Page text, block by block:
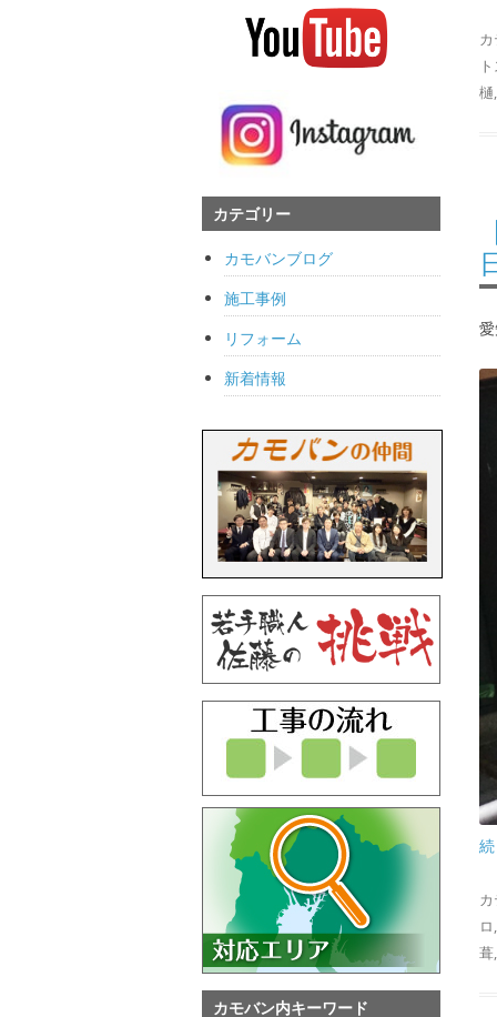
樋
ロ
葺
カテゴリー
カモバンブログ
施工事例
リフォーム
新着情報
カモバン内キーワード